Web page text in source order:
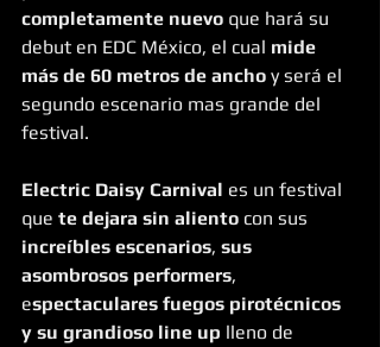
completamente nuevo que hará su
debut en EDC México, el cual mide
más de 60 metros de ancho y será el
segundo escenario mas grande del
festival.
Electric Daisy Carnival es un festival
que te dejara sin aliento con sus
increíbles escenarios, sus
asombrosos performers,
espectaculares fuegos pirotécnicos
y su grandioso line up lleno de